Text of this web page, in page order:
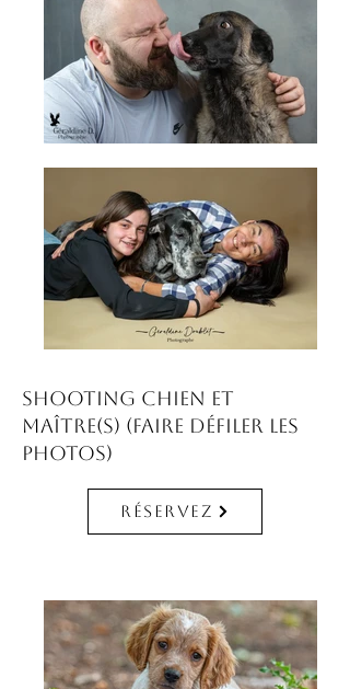
Shooting chien et
maître(s) (faire défiler les
photos)
Réservez